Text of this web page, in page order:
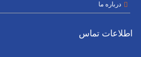
درباره ما
اطلاعات تماس